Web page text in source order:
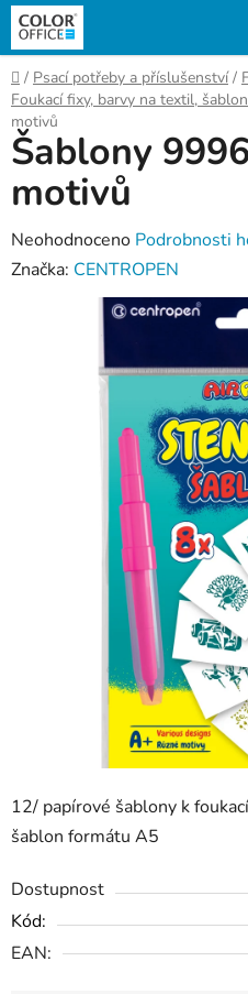
Přejít
obsah
Domů
/ Psací potřeby a příslušenství /
Foukací fixy, barvy na textil,
motivů
12/ papírové šablony k
šablon formátu A5
Dostupnost
Kód:
EAN:
Šablony
motivů
Průměrné
hodnocení
Neohodnoceno Podrobnosti
Značka: CENTROPEN